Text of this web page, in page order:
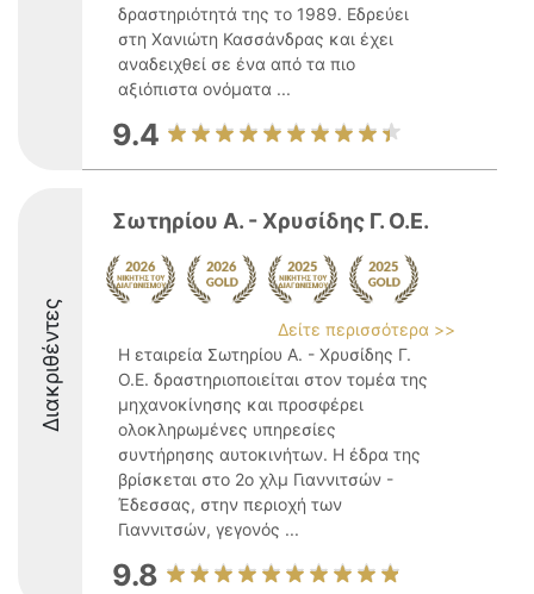
δραστηριότητά της το 1989. Εδρεύει
στη Χανιώτη Κασσάνδρας και έχει
αναδειχθεί σε ένα από τα πιο
αξιόπιστα ονόματα ...
9.4
Διακριθέντες
Σωτηρίου Α. - Χρυσίδης Γ. Ο.Ε.
Δείτε περισσότερα >>
Η εταιρεία Σωτηρίου Α. - Χρυσίδης Γ.
Ο.Ε. δραστηριοποιείται στον τομέα της
μηχανοκίνησης και προσφέρει
ολοκληρωμένες υπηρεσίες
συντήρησης αυτοκινήτων. Η έδρα της
βρίσκεται στο 2ο χλμ Γιαννιτσών -
Έδεσσας, στην περιοχή των
Γιαννιτσών, γεγονός ...
9.8